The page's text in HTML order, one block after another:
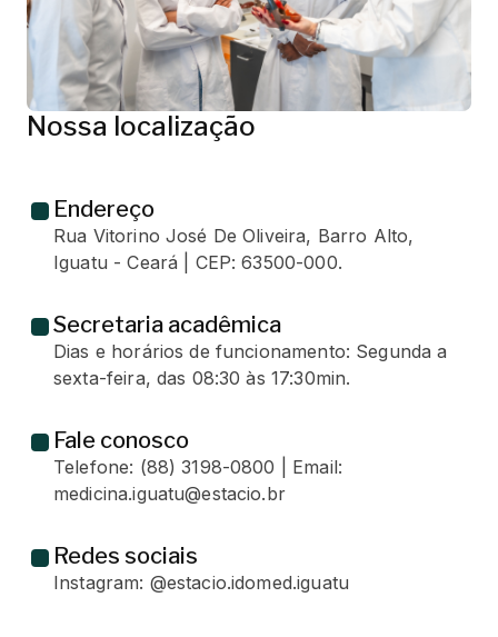
Nossa localização
Endereço
Rua Vitorino José De Oliveira, Barro Alto,
Iguatu - Ceará | CEP: 63500-000.
Secretaria acadêmica
Dias e horários de funcionamento: Segunda a
sexta-feira, das 08:30 às 17:30min.
Fale conosco
Telefone: (88) 3198-0800 | Email:
medicina.iguatu@estacio.br
Redes sociais
Instagram: @estacio.idomed.iguatu